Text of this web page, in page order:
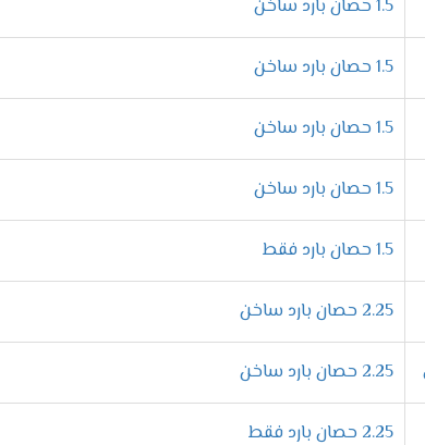
يتم ضبط المكيف على درجة التبريد المطلوبة وسيقوم
أختيار نظام محدد .
الهواء البارد اللطيف يمين ويسار الغرفة وأعلى وأسفل
بنوفر لكم خاصية التشغيل الاقتصادى أثناء النوم
تكييف ميديا ارضى سقفى 2024
1.5 حصان بارد ساخن
1.5 حصان بارد ساخن
1.5 حصان بارد ساخن
1.5 حصان بارد ساخن
1.5 حصان بارد فقط
2.25 حصان بارد ساخن
2.25 حصان بارد ساخن
2.25 حصان بارد فقط